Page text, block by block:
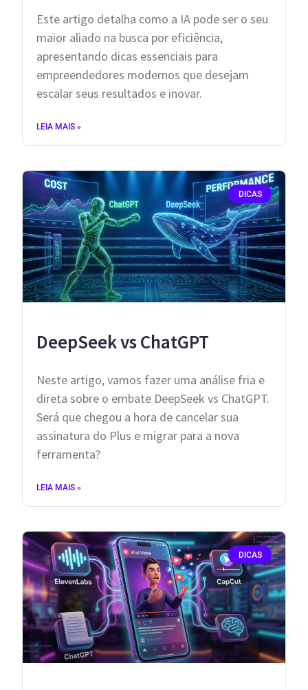
Este artigo detalha como a IA pode ser o seu
maior aliado na busca por eficiência,
apresentando dicas essenciais para
empreendedores modernos que desejam
escalar seus resultados e inovar.
LEIA MAIS »
DICAS
DeepSeek vs ChatGPT
​Neste artigo, vamos fazer uma análise fria e
direta sobre o embate DeepSeek vs ChatGPT.
Será que chegou a hora de cancelar sua
assinatura do Plus e migrar para a nova
ferramenta?
LEIA MAIS »
DICAS